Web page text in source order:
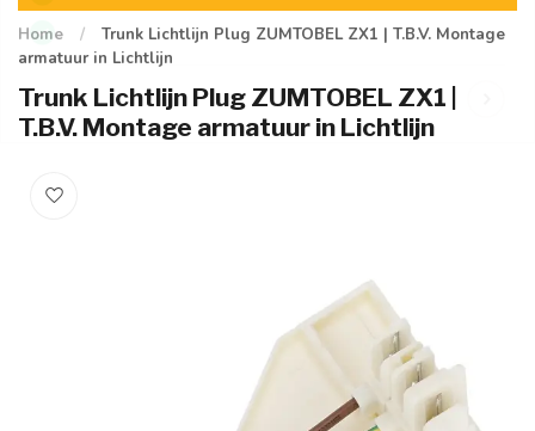
Home /
Trunk Lichtlijn Plug ZUMTOBEL ZX1 | T.B.V. Montage
armatuur in Lichtlijn
Trunk Lichtlijn Plug ZUMTOBEL ZX1 |
T.B.V. Montage armatuur in Lichtlijn